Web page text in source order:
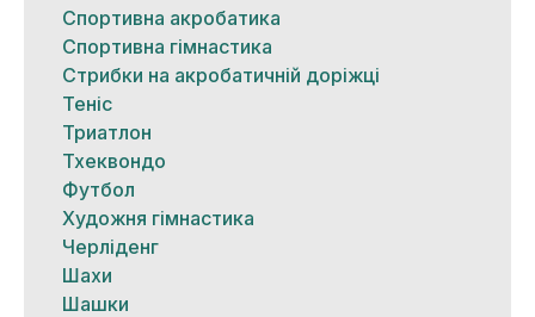
Спортивна акробатика
Спортивна гімнастика
Стрибки на акробатичній доріжці
Теніс
Триатлон
Тхеквондо
Футбол
Художня гімнастика
Черліденг
Шахи
Шашки